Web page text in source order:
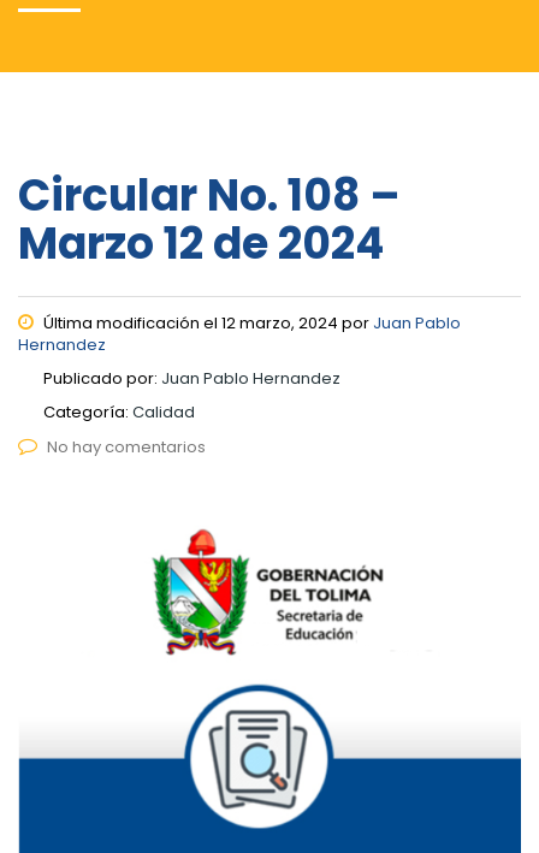
Circular No. 108 –
Marzo 12 de 2024
Última modificación el 12 marzo, 2024 por Juan Pablo
Hernandez
Publicado por: Juan Pablo Hernandez
Categoría: Calidad
No hay comentarios